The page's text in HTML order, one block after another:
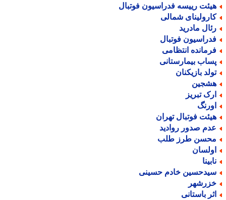
رییسه فدراسیون فوتبال
شمالی
مادرید
فوتبال
انتظامی
بیمارستانی
بازیکنان
تبریز
فوتبال تهران
صدور روادید
طرز طلب
خادم حسینی
باستانی